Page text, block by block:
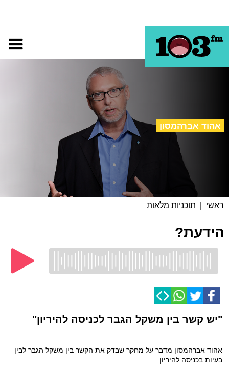
אהוד אברהמסון
ראשי תוכניות מלאות
הידעת?
"יש קשר בין משקל הגבר לכניסה להיריון"
אהוד אברהמסון מדבר על מחקר שבדק את הקשר בין משקל הגבר לבין
בעיות בכניסה להיריון